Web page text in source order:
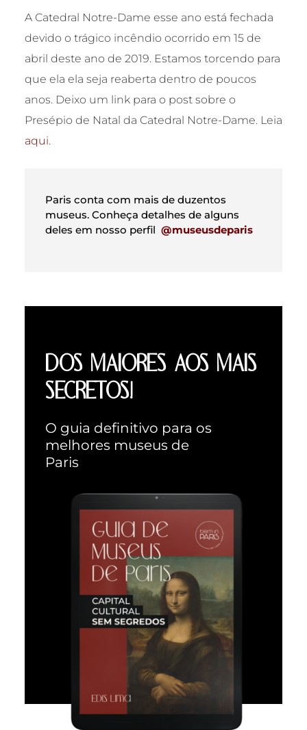
A Catedral Notre-Dame esse ano está fechada
devido o trágico incêndio ocorrido em 15 de
abril deste ano de 2019. Estamos torcendo para
que ela ela seja reaberta dentro de poucos
anos. Deixo um link para o post sobre o
Presépio de Natal da Catedral Notre-Dame. Leia
aqui.
Paris conta com mais de duzentos
museus. Conheça detalhes de alguns
deles em nosso perfil@museusdeparis
DOS MAIORES AOS MAIS
SECRETOS!
O guia definitivo para os
melhores museus de
Paris